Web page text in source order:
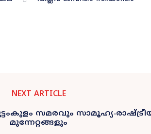
NEXT ARTICLE